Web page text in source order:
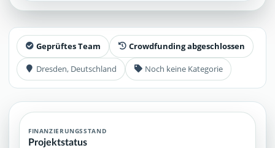
Geprüftes Team Crowdfunding abgeschlossen
Dresden, Deutschland Noch keine Kategorie
FINANZIERUNGSSTAND
Projektstatus